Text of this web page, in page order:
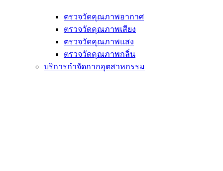
ตรวจวัดคุณภาพอากาศ
ตรวจวัดคุณภาพเสียง
ตรวจวัดคุณภาพแสง
ตรวจวัดคุณภาพกลิ่น
บริการกำจัดกากอุตสาหกรรม